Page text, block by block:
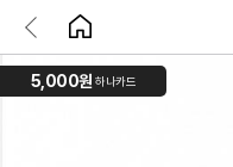
5,000원 하나카드